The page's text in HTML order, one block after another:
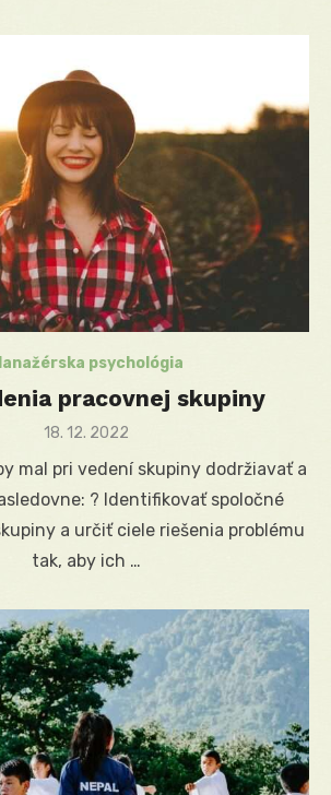
psychológia
pracovnej skupiny
Posted
18. 12. 2022
mal pri vedení skupiny dodržiavať a
? Identifikovať spoločné
a určiť ciele riešenia problému
tak, aby ich …